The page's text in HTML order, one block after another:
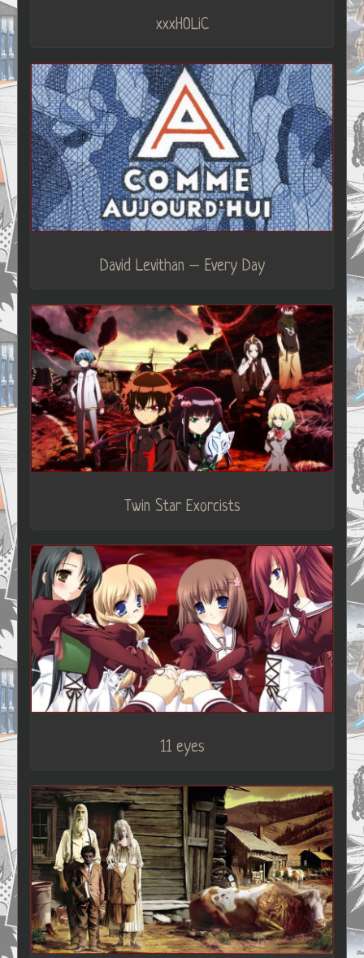
xxxHOLiC
David Levithan – Every Day
Twin Star Exorcists
11 eyes